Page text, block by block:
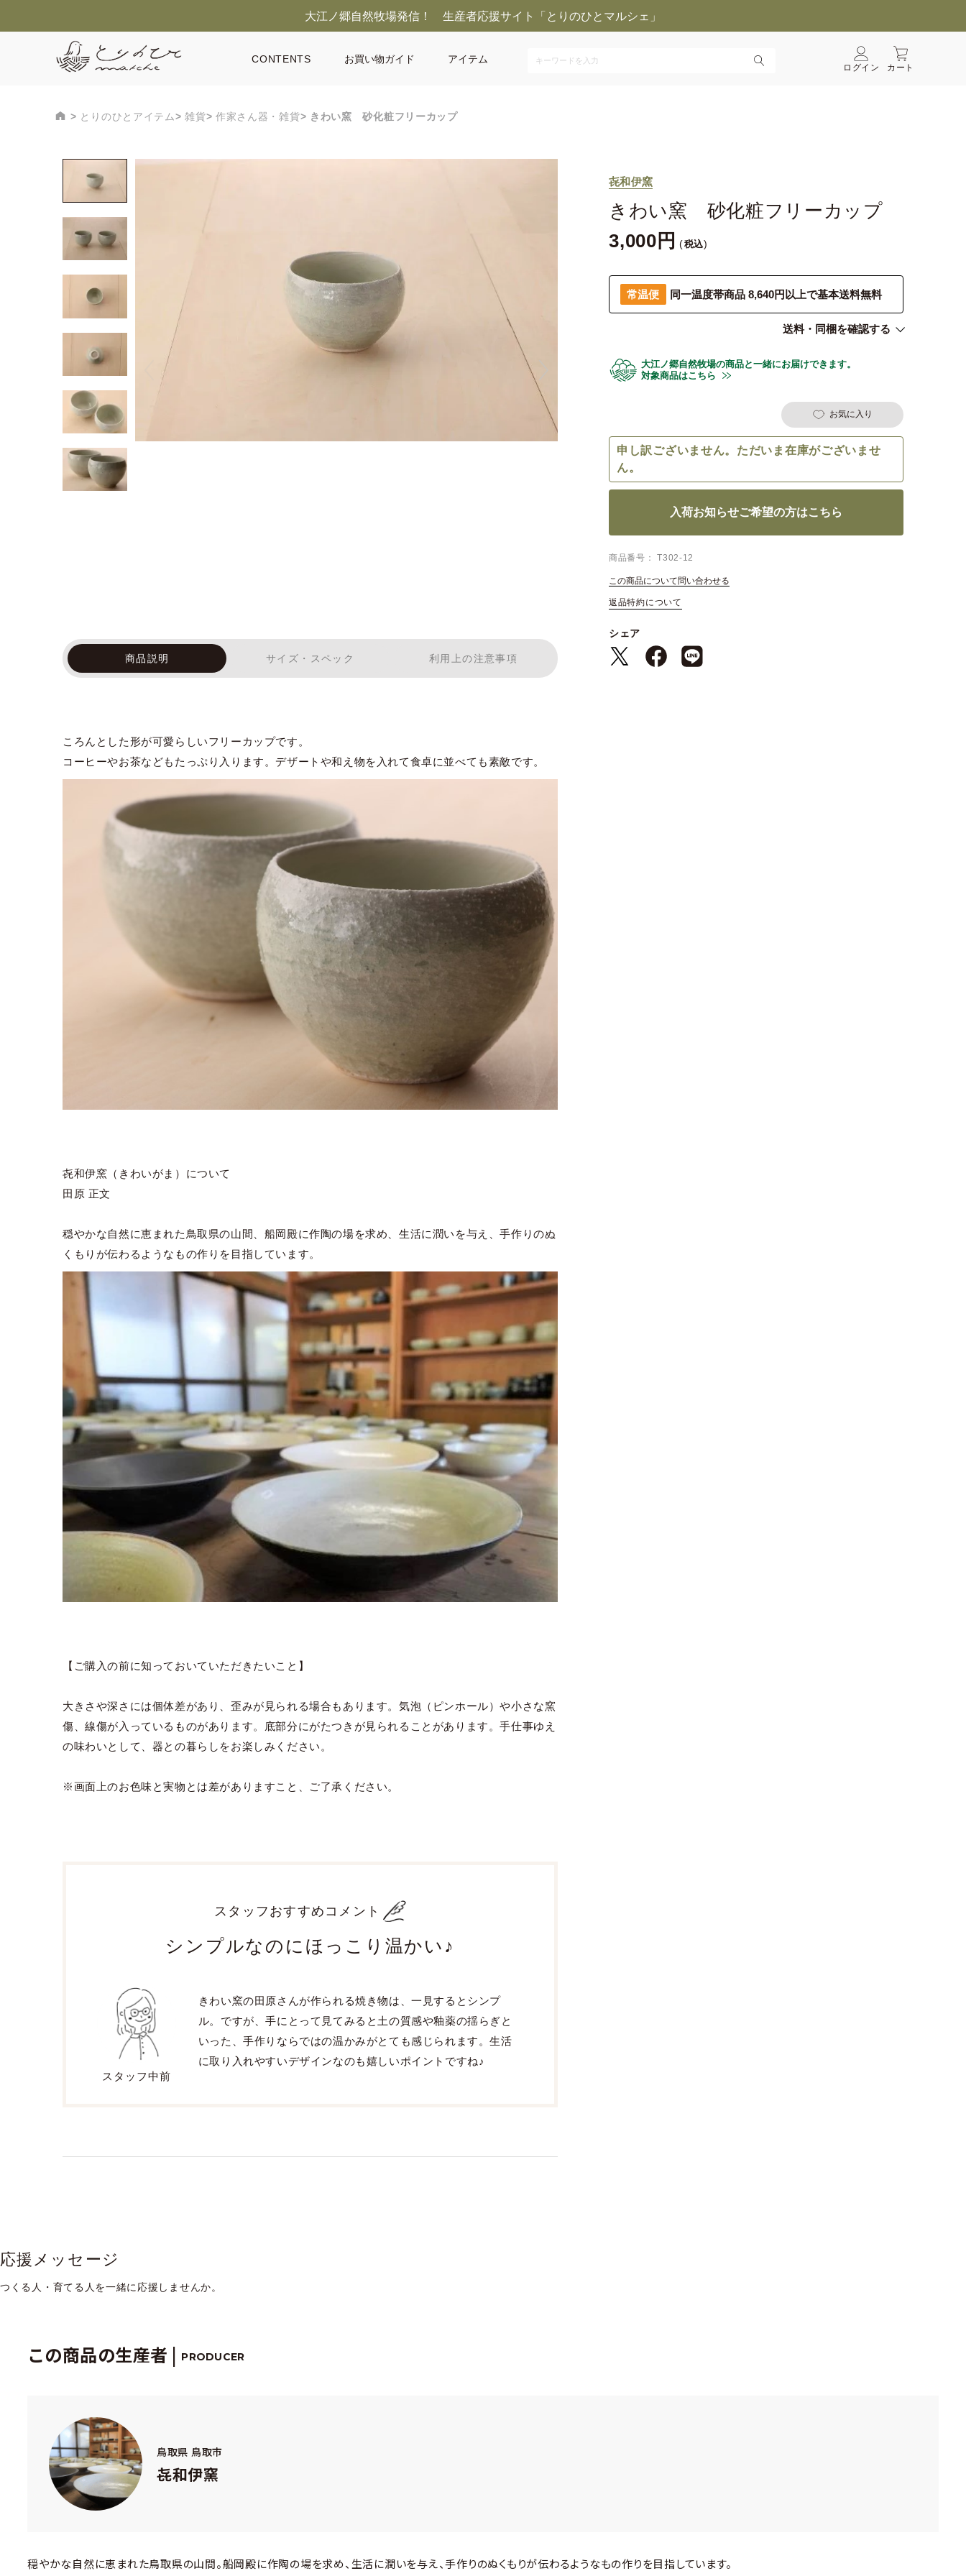
大江ノ郷自然牧場発信！ 生産者応援サイト「とりのひとマルシェ」
CONTENTS お買い物ガイド アイテム
ログイン カート
とりのひとアイテム 雑貨 作家さん器・雑貨 きわい窯 砂化粧フリーカップ
㐂和伊窯
きわい窯 砂化粧フリーカップ
3,000
税込
常温便 同一温度帯商品 8,640円以上で基本送料無料
送料・同梱を確認する
大江ノ郷自然牧場の商品と一緒にお届けできます。
対象商品はこちら
お気に入り
申し訳ございません。ただいま在庫がございませ
ん。
入荷お知らせご希望の方はこちら
商品番号 T302-12
この商品について問い合わせる
返品特約について
シェア
商品説明 サイズ・スペック 利用上の注意事項
ころんとした形が可愛らしいフリーカップです。
コーヒーやお茶などもたっぷり入ります。デザートや和え物を入れて食卓に並べても素敵です。
㐂和伊窯（きわいがま）について
田原 正文
穏やかな自然に恵まれた鳥取県の山間、船岡殿に作陶の場を求め、生活に潤いを与え、手作りのぬ
くもりが伝わるようなもの作りを目指しています。
【ご購入の前に知っておいていただきたいこと】
大きさや深さには個体差があり、歪みが見られる場合もあります。気泡（ピンホール）や小さな窯
傷、線傷が入っているものがあります。底部分にがたつきが見られることがあります。手仕事ゆえ
の味わいとして、器との暮らしをお楽しみください。
※画面上のお色味と実物とは差がありますこと、ご了承ください。
スタッフおすすめコメント
シンプルなのにほっこり温かい♪
スタッフ中前
きわい窯の田原さんが作られる焼き物は、一見するとシンプ
ル。ですが、手にとって見てみると土の質感や釉薬の揺らぎと
いった、手作りならではの温かみがとても感じられます。生活
に取り入れやすいデザインなのも嬉しいポイントですね♪
応援メッセージ
つくる人・育てる人を一緒に応援しませんか。
この商品の生産者 | PRODUCER
鳥取県 鳥取市
㐂和伊窯
穏やかな自然に恵まれた鳥取県の山間。船岡殿に作陶の場を求め、生活に潤いを与え、手作りのぬくもりが伝わるようなもの作りを目指しています。